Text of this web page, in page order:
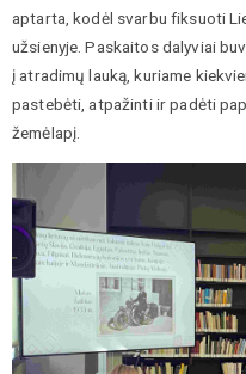
aptarta, kodėl svarbu fiksuoti
užsienyje. Paskaitos dalyviai
į atradimų lauką, kuriame
pastebėti, atpažinti ir padėti
žemėlapį.